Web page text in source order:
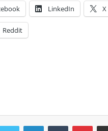
LinkedIn X
Reddit
Twitter LinkedInTumblr